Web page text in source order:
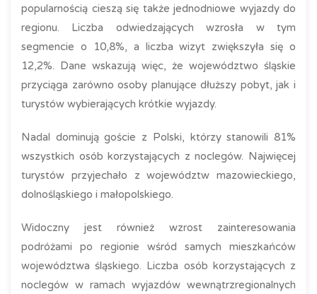
popularnością cieszą się także jednodniowe wyjazdy do
regionu. Liczba odwiedzających wzrosła w tym
segmencie o 10,8%, a liczba wizyt zwiększyła się o
12,2%. Dane wskazują więc, że województwo śląskie
przyciąga zarówno osoby planujące dłuższy pobyt, jak i
turystów wybierających krótkie wyjazdy.
Nadal dominują goście z Polski, którzy stanowili 81%
wszystkich osób korzystających z noclegów. Najwięcej
turystów przyjechało z województw mazowieckiego,
dolnośląskiego i małopolskiego.
Widoczny jest również wzrost zainteresowania
podróżami po regionie wśród samych mieszkańców
województwa śląskiego. Liczba osób korzystających z
noclegów w ramach wyjazdów wewnątrzregionalnych